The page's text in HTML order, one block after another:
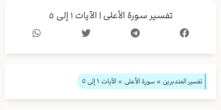
تفسير سورة الأعلى | الآيات ١ إلى ٥
تفسير المتدبرين » سورة الأعلى » الآيات ١ إلى ٥